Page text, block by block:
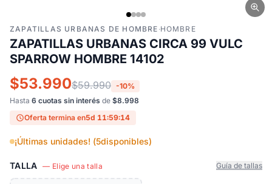
ZAPATILLAS URBANAS DE HOMBRE ·HOMBRE
ZAPATILLAS URBANAS CIRCA 99 VULC
SPARROW HOMBRE 14102
$53.990$59.990 -10%
Hasta 6 cuotas sin interés de $8.998
Oferta termina en5d 11:59:13
¡Últimas unidades! (5disponibles)
TALLA — Elige una talla Guía de tallas